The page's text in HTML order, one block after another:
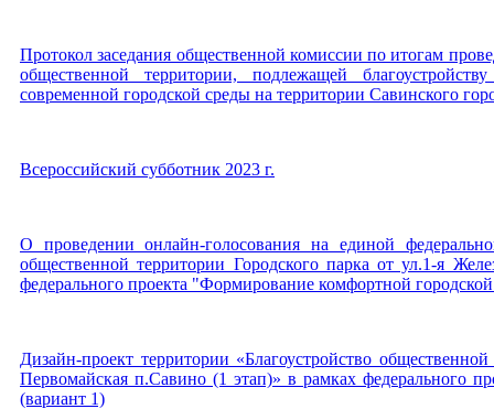
Протокол заседания общественной комиссии по итогам
общественной территории, подлежащей
современной городской среды на территории Савинского
Всероссийский субботник 2023 г.
О проведении онлайн-голосования на единой
общественной территории Городского парка от ул.1-я
федерального проекта "Формирование комфортной
Дизайн-проект территории «Благоустройство
Первомайская п.Савино (1 этап)» в рамках федерального
(вариант 1)